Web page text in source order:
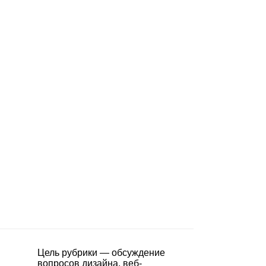
Цель рубрики — обсуждение
вопросов дизайна, веб-